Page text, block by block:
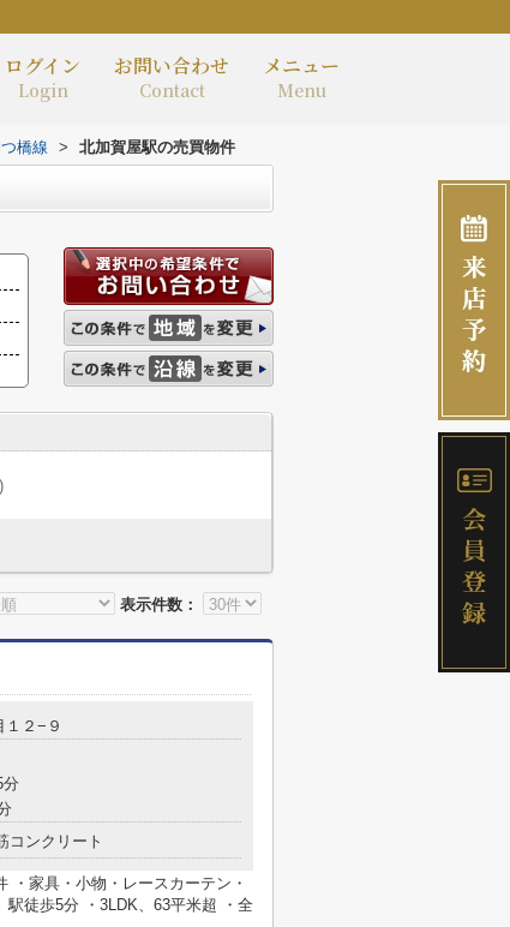
ログイン
Login
お問い合わせ
Contact
メニュー
Menu
橋線 > 北加賀屋駅の売買物件
表示件数：
１２−９
分
コンクリート
・家具・小物・レースカーテン・
徒歩5分 ・3LDK、63平米超 ・全